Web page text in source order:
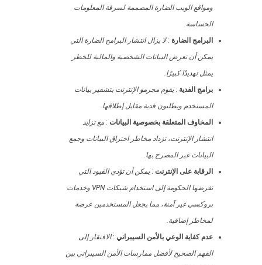
ومواقع الويب الضارة المصممة لسرقة المعلومات
الحساسة.
البرامج الضارة :لا يزال انتشار البرامج الضارة التي
يمكن أن تعرض البيانات الشخصية والمالية للخطر
يمثل تهديدًا كبيرًا.
برامج الفدية : يقوم مجرمو الإنترنت بتشفير بيانات
المستخدم ويطلبون فدية مقابل إطلاقها.
المخاوف المتعلقة بخصوصية البيانات : مع تزايد
انتشار الإنترنت، تزداد مخاطر اختراق البيانات وجمع
البيانات غير المصرح بها.
الرقابة على الإنترنت : يمكن أن تؤدي القيود التي
تفرضها الحكومة إلى استخدام شبكات VPN وخدمات
بروكسي غير آمنة، مما يجعل المستخدمين عرضة
لمخاطر إضافية.
عدم كفاية الوعي بالأمن السيبراني :الافتقار إلى
الفهم الصحيح لأفضل ممارسات الأمن السيبراني بين